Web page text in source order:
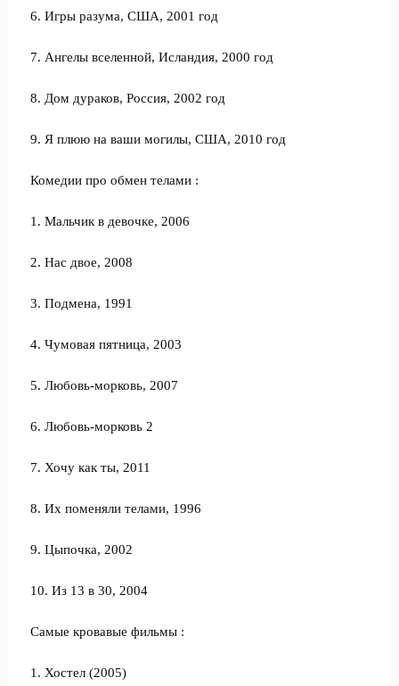
6. Игры разума, США, 2001 год
7. Ангелы вселенной, Исландия, 2000 год
8. Дом дураков, Россия, 2002 год
9. Я плюю на ваши могилы, США, 2010 год
Комедии про обмен телами :
1. Мальчик в девочке, 2006
2. Нас двое, 2008
3. Подмена, 1991
4. Чумовая пятница, 2003
5. Любовь-морковь, 2007
6. Любовь-морковь 2
7. Хочу как ты, 2011
8. Их поменяли телами, 1996
9. Цыпочка, 2002
10. Из 13 в 30, 2004
Самые кровавые фильмы :
1. Хостел (2005)